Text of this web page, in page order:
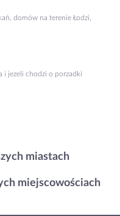
domów na terenie Łodzi,
i jezeli chodzi o porzadki
miastach
miejscowościach